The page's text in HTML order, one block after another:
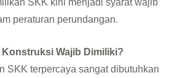
SKK kini menjadi syarat wajib
peraturan perundangan.
Konstruksi Wajib Dimiliki?
SKK terpercaya sangat dibutuhkan